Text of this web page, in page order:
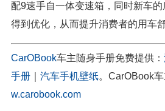
配9速手自一体变速箱，同时新车
得到优化，从而提升消费者的用车舒
CarOBook车主随身手册免费提供：
手册
汽车手机壁纸。CarOBook
w.carobook.com